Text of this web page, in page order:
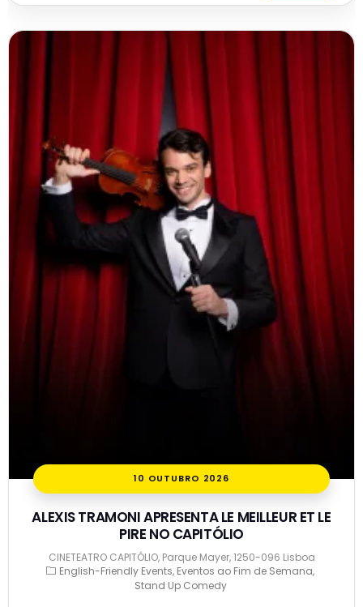
10 OUTUBRO 2026
ALEXIS TRAMONI APRESENTA LE MEILLEUR ET LE
PIRE NO CAPITÓLIO
CINETEATRO CAPITÓLIO, Parque Mayer, 1250-096 Lisboa
English-Friendly Events Eventos ao Fim de Semana
Stand Up Comedy